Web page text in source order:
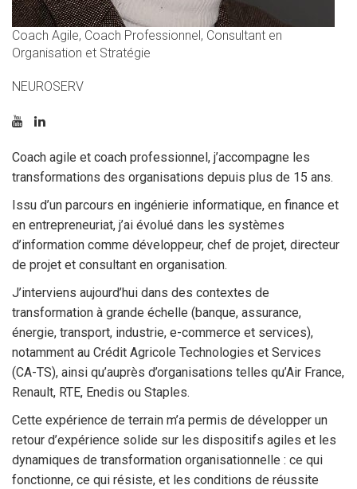
Coach Agile, Coach Professionnel, Consultant en
Organisation et Stratégie
NEUROSERV
Coach agile et coach professionnel, j’accompagne les
transformations des organisations depuis plus de 15 ans.
Issu d’un parcours en ingénierie informatique, en finance et
en entrepreneuriat, j’ai évolué dans les systèmes
d’information comme développeur, chef de projet, directeur
de projet et consultant en organisation.
J’interviens aujourd’hui dans des contextes de
transformation à grande échelle (banque, assurance,
énergie, transport, industrie, e-commerce et services),
notamment au Crédit Agricole Technologies et Services
(CA-TS), ainsi qu’auprès d’organisations telles qu’Air France,
Renault, RTE, Enedis ou Staples.
Cette expérience de terrain m’a permis de développer un
retour d’expérience solide sur les dispositifs agiles et les
dynamiques de transformation organisationnelle : ce qui
fonctionne, ce qui résiste, et les conditions de réussite